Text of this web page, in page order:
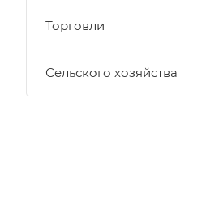
Торговли
Сельского хозяйства